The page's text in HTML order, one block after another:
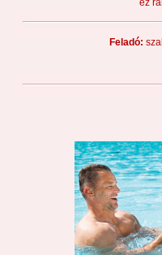
ez
Feladó: